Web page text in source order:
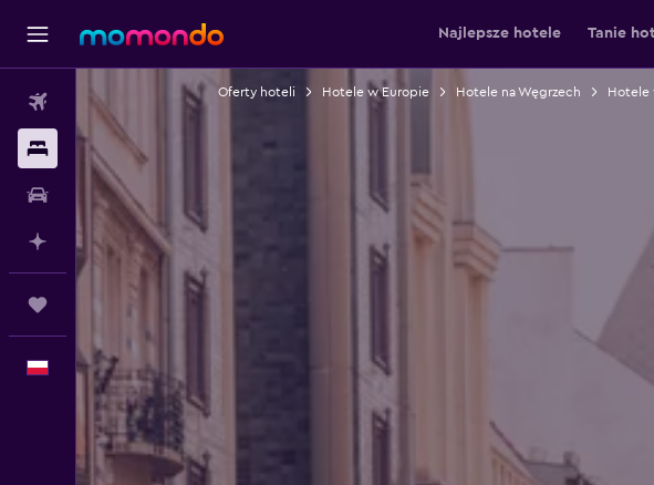
Najlepsze hotele Tanie
Loty
Noclegi
Samochody
Planuj z AI
Polski
Oferty hoteli Hotele w Europie Hotele na Węgrzech Hotele